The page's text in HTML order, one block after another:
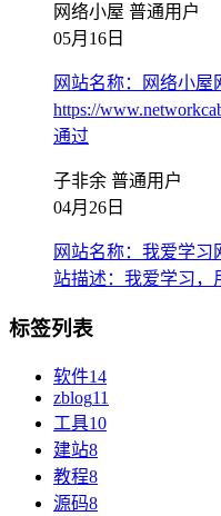
网络小屋 普通用户
05月16日
网站名称：网络小屋
https://
通过
子非余 普通用户
04月26日
网站名称：我爱学习
站描述：我爱学习，
标签列表
软件14
zblog11
工具10
建站8
教程8
源码8